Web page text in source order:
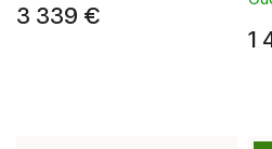
3 339 €
1